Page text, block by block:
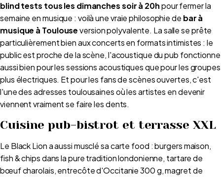
blind tests tous les dimanches soir à 20hpour fermer la
semaine en musique : voilà une vraie philosophie de bar à
musique à Toulouseversion polyvalente. La salle se prête
particulièrement bien aux concerts en formats intimistes : le
public est proche de la scène, l'acoustique du pub fonctionne
aussi bien pour les sessions acoustiques que pour les groupes
plus électriques. Et pour les fans de scènes ouvertes, c'est
l'une des adresses toulousaines où les artistes en devenir
viennent vraiment se faire les dents.
Cuisine pub-bistrot et terrasse XXL
Le Black Lion a aussi musclé sa carte food : burgers maison,
fish & chips dans la pure tradition londonienne, tartare de
bœuf charolais, entrecôte d'Occitanie 300 g, magret de